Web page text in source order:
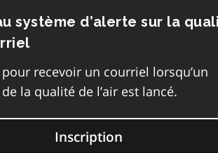
système d’alerte sur la
recevoir un courriel lorsqu’un
la qualité de l’air est lancé.
Inscription